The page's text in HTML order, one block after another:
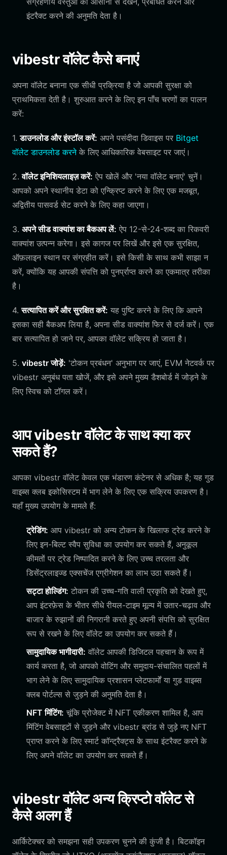
इंटरैक्ट करने की अनुमति देता है।
vibestr वॉलेट कैसे बनाएं
अपना वॉलेट बनाना एक सीधी प्रक्रिया है जो आपकी सुरक्षा को
प्राथमिकता देती है। शुरुआत करने के लिए इन पाँच चरणों का पालन
करें:
1.डाउनलोड और इंस्टॉल करें: अपने पसंदीदा डिवाइस पर Bitget
वॉलेट डाउनलोड करनेके लिए आधिकारिक वेबसाइट पर जाएं।
2.वॉलेट इनिशियलाइज़ करें: ऐप खोलें और 'नया वॉलेट बनाएं' चुनें।
आपको अपने स्थानीय डेटा को एन्क्रिप्ट करने के लिए एक मजबूत,
अद्वितीय पासवर्ड सेट करने के लिए कहा जाएगा।
3. अपने सीड वाक्यांश का बैकअप लें: ऐप 12-से-24-शब्द का रिकवरी
वाक्यांश उत्पन्न करेगा। इसे कागज पर लिखें और इसे एक सुरक्षित,
ऑफ़लाइन स्थान पर संग्रहीत करें। इसे किसी के साथ कभी साझा न
करें, क्योंकि यह आपकी संपत्ति को पुनर्प्राप्त करने का एकमात्र तरीका
है।
4.सत्यापित करें और सुरक्षित करें: यह पुष्टि करने के लिए कि आपने
इसका सही बैकअप लिया है, अपना सीड वाक्यांश फिर से दर्ज करें। एक
बार सत्यापित हो जाने पर, आपका वॉलेट सक्रिय हो जाता है।
5. vibestr जोड़ें: 'टोकन प्रबंधन' अनुभाग पर जाएं, EVM नेटवर्क पर
vibestr अनुबंध पता खोजें, और इसे अपने मुख्य डैशबोर्ड में जोड़ने के
लिए स्विच को टॉगल करें।
आप vibestr वॉलेट के साथ क्या कर
सकते हैं?
आपका vibestr वॉलेट केवल एक भंडारण कंटेनर से अधिक है; यह गुड
वाइब्स क्लब इकोसिस्टम में भाग लेने के लिए एक सक्रिय उपकरण है।
यहाँ मुख्य उपयोग के मामले हैं:
ट्रेडिंग: आप vibestr को अन्य टोकन के खिलाफ ट्रेड करने के
लिए इन-बिल्ट स्वैप सुविधा का उपयोग कर सकते हैं, अनुकूल
कीमतों पर ट्रेड निष्पादित करने के लिए उच्च तरलता और
डिसेंट्रलाइज्ड एक्सचेंज एग्रीगेशन का लाभ उठा सकते हैं।
सट्टा होल्डिंग: टोकन की उच्च-गति वाली प्रकृति को देखते हुए,
आप इंटरफ़ेस के भीतर सीधे रीयल-टाइम मूल्य में उतार-चढ़ाव और
बाजार के रुझानों की निगरानी करते हुए अपनी संपत्ति को सुरक्षित
रूप से रखने के लिए वॉलेट का उपयोग कर सकते हैं।
सामुदायिक भागीदारी: वॉलेट आपकी डिजिटल पहचान के रूप में
कार्य करता है, जो आपको वोटिंग और समुदाय-संचालित पहलों में
भाग लेने के लिए सामुदायिक प्रशासन प्लेटफार्मों या गुड वाइब्स
क्लब पोर्टल्स से जुड़ने की अनुमति देता है।
NFT मिंटिंग: चूंकि प्रोजेक्ट में NFT एकीकरण शामिल है, आप
मिंटिंग वेबसाइटों से जुड़ने और vibestr ब्रांड से जुड़े नए NFT
प्राप्त करने के लिए स्मार्ट कॉन्ट्रैक्ट्स के साथ इंटरैक्ट करने के
लिए अपने वॉलेट का उपयोग कर सकते हैं।
vibestr वॉलेट अन्य क्रिप्टो वॉलेट से
कैसे अलग हैं
आर्किटेक्चर को समझना सही उपकरण चुनने की कुंजी है। बिटकॉइन